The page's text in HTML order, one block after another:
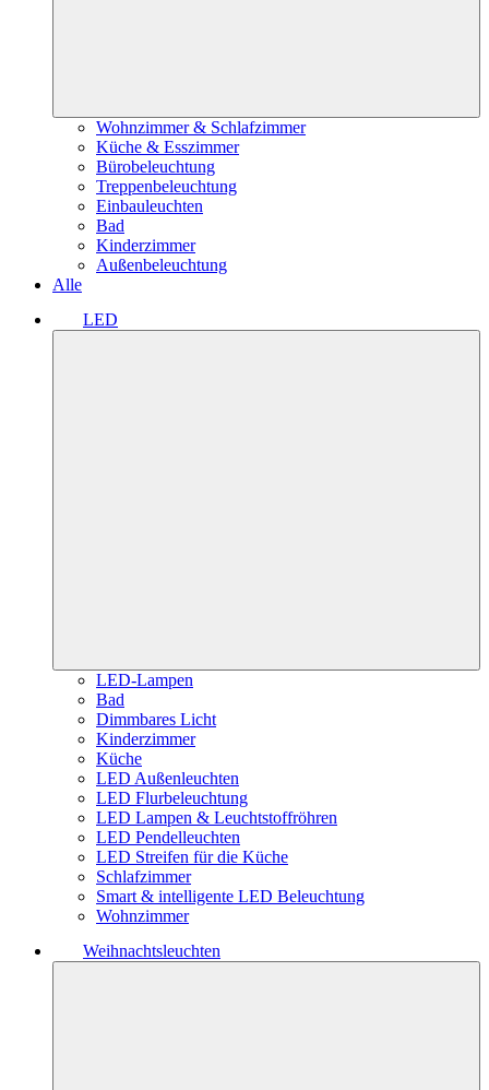
Wohnzimmer & Schlafzimmer
Küche & Esszimmer
Bürobeleuchtung
Treppenbeleuchtung
Einbauleuchten
Bad
Kinderzimmer
Außenbeleuchtung
Alle
LED
LED-Lampen
Bad
Dimmbares Licht
Kinderzimmer
Küche
LED Außenleuchten
LED Flurbeleuchtung
LED Lampen & Leuchtstoffröhren
LED Pendelleuchten
LED Streifen für die Küche
Schlafzimmer
Smart & intelligente LED Beleuchtung
Wohnzimmer
Weihnachtsleuchten